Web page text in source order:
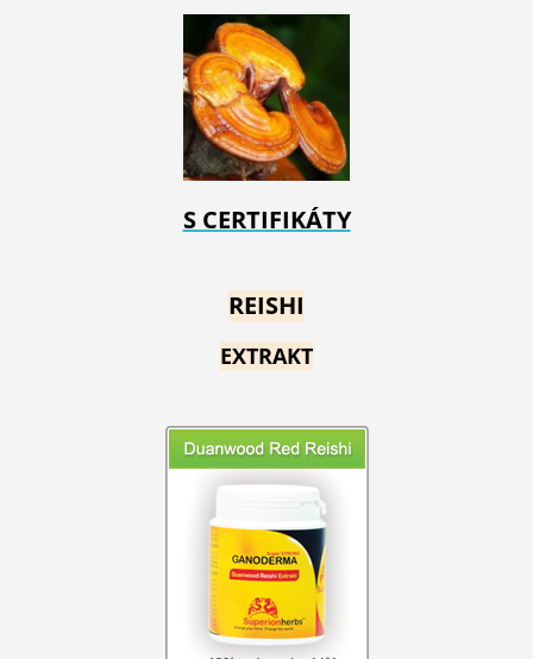
S CERTIFIKÁTY
REISHI
EXTRAKT